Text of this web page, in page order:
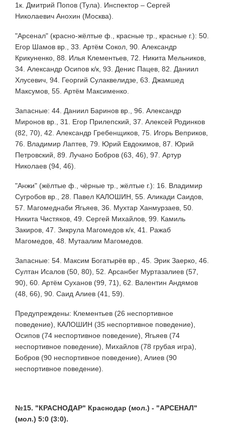
1к. Дмитрий Попов (Тула). Инспектор – Сергей
Николаевич Анохин (Москва).
"Арсенал" (красно-жёлтые ф., красные тр., красные г.): 50.
Егор Шамов вр., 33. Артём Сокол, 90. Александр
Крикуненко, 88. Илья Клементьев, 72. Никита Мельников,
34. Александр Осипов к/к, 93. Денис Пацев, 82. Даниил
Хлусевич, 94. Георгий Сулаквелидзе, 63. Джамшед
Максумов, 55. Артём Максименко.
Запасные: 44. Даниил Баринов вр., 96. Александр
Миронов вр., 31. Егор Прилепский, 37. Алексей Родинков
(82, 70), 42. Александр Гребенщиков, 75. Игорь Веприков,
76. Владимир Лаптев, 79. Юрий Евдокимов, 87. Юрий
Петровский, 89. Лучано Бобров (63, 46), 97. Артур
Николаев (94, 46).
"Анжи" (жёлтые ф., чёрные тр., жёлтые г.): 16. Владимир
Сугробов вр., 28. Павел КАЛОШИН, 55. Аликади Саидов,
57. Магомеднаби Ягьяев, 36. Мухтар Ханмурзаев, 50.
Никита Чистяков, 49. Сергей Михайлов, 99. Камиль
Закиров, 47. Зикрула Магомедов к/к, 41. Ражаб
Магомедов, 48. Мутаалим Магомедов.
Запасные: 54. Максим Богатырёв вр., 45. Эрик Заерко, 46.
Султан Исалов (50, 80), 52. Арсанбег Муртазалиев (57,
90), 60. Артём Суханов (99, 71), 62. Валентин Андямов
(48, 66), 90. Саид Алиев (41, 59).
Предупреждены: Клементьев (26 неспортивное
поведение), КАЛОШИН (35 неспортивное поведение),
Осипов (74 неспортивное поведение), Ягьяев (74
неспортивное поведение), Михайлов (78 грубая игра),
Бобров (90 неспортивное поведение), Алиев (90
неспортивное поведение).
№15. "КРАСНОДАР" Краснодар (мол.) - "АРСЕНАЛ"
(мол.) 5:0 (3:0).